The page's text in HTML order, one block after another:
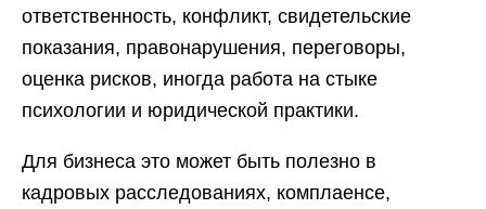
ответственность, конфликт, свидетельские
показания, правонарушения, переговоры,
оценка рисков, иногда работа на стыке
психологии и юридической практики.
Для бизнеса это может быть полезно в
кадровых расследованиях, комплаенсе,